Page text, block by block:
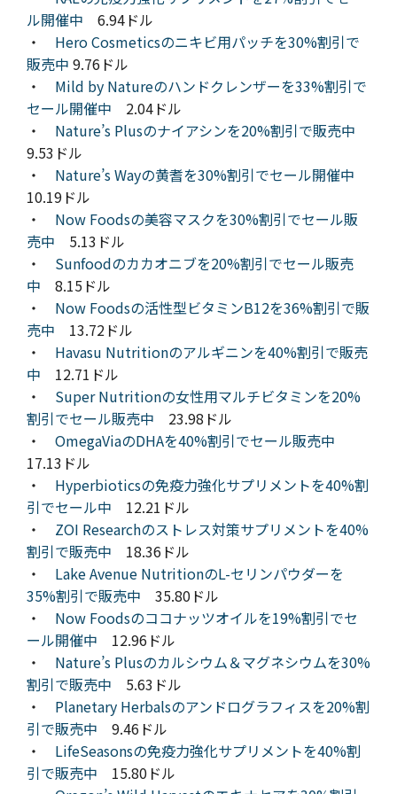
ル開催中 6.94ドル
・ Hero Cosmeticsのニキビ用パッチを30%割引で
販売中 9.76ドル
・ Mild by Natureのハンドクレンザーを33%割引で
セール開催中 2.04ドル
・ Nature’s Plusのナイアシンを20%割引で販売中
9.53ドル
・ Nature’s Wayの黄耆を30%割引でセール開催中
10.19ドル
・ Now Foodsの美容マスクを30%割引でセール販
売中 5.13ドル
・ Sunfoodのカカオニブを20%割引でセール販売
中 8.15ドル
・ Now Foodsの活性型ビタミンB12を36%割引で販
売中 13.72ドル
・ Havasu Nutritionのアルギニンを40%割引で販売
中 12.71ドル
・ Super Nutritionの女性用マルチビタミンを20%
割引でセール販売中 23.98ドル
・ OmegaViaのDHAを40%割引でセール販売中
17.13ドル
・ Hyperbioticsの免疫力強化サプリメントを40%割
引でセール中 12.21ドル
・ ZOI Researchのストレス対策サプリメントを40%
割引で販売中 18.36ドル
・ Lake Avenue NutritionのL-セリンパウダーを
35%割引で販売中 35.80ドル
・ Now Foodsのココナッツオイルを19%割引でセ
ール開催中 12.96ドル
・ Nature’s Plusのカルシウム＆マグネシウムを30%
割引で販売中 5.63ドル
・ Planetary Herbalsのアンドログラフィスを20%割
引で販売中 9.46ドル
・ LifeSeasonsの免疫力強化サプリメントを40%割
引で販売中 15.80ドル